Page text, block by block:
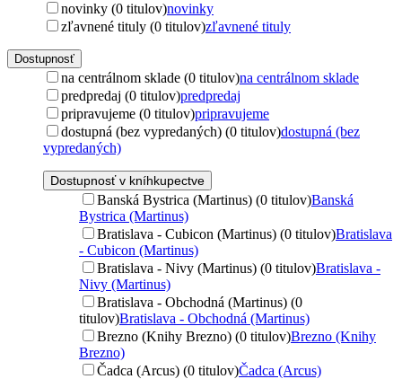
novinky (0 titulov)novinky
zľavnené tituly (0 titulov)zľavnené tituly
Dostupnosť
na centrálnom sklade (0 titulov)na centrálnom sklade
predpredaj (0 titulov)predpredaj
pripravujeme (0 titulov)pripravujeme
dostupná (bez vypredaných) (0 titulov)dostupná (bez
vypredaných)
Dostupnosť v kníhkupectve
Banská Bystrica (Martinus) (0 titulov)Banská
Bystrica (Martinus)
Bratislava - Cubicon (Martinus) (0 titulov)Bratislava
- Cubicon (Martinus)
Bratislava - Nivy (Martinus) (0 titulov)Bratislava -
Nivy (Martinus)
Bratislava - Obchodná (Martinus) (0
titulov)Bratislava - Obchodná (Martinus)
Brezno (Knihy Brezno) (0 titulov)Brezno (Knihy
Brezno)
Čadca (Arcus) (0 titulov)Čadca (Arcus)